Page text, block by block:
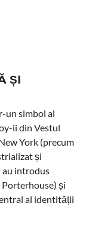
ȘI
un simbol al
ii din Vestul
York (precum
și
au introdus
și
al identității